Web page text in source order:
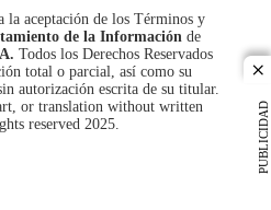
PUBLICIDAD
la aceptación de los Términos y
de la Información de
Todos los Derechos Reservados
total o parcial, así como su
autorización escrita de su titular.
or translation without written
reserved 2025.